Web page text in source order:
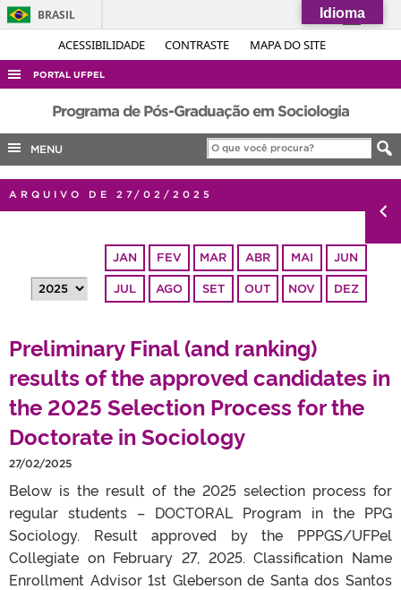
ACESSIBILIDADE CONTRASTE MAPA DO SITE
BRASIL
Simplifique!
Acesso à informação
Legislação
Canais
PORTAL UFPEL
ACESSO À INFORMAÇÃO
AUDITORIA
COBALTO
CONCURSOS
OUVIDORIA
TELEFONES
Programa de Pós-Graduação em Sociologia
MENU
ARQUIVO DE 27/02/2025
JAN FEV MAR ABR MAI JUN
JUL AGO SET OUT NOV DEZ
Preliminary Final (and ranking)
results of the approved candidates in
the 2025 Selection Process for the
Doctorate in Sociology
27/02/2025
Below is the result of the 2025 selection process for
regular students – DOCTORAL Program in the PPG
Sociology. Result approved by the PPPGS/UFPel
Collegiate on February 27, 2025. Classification Name
Enrollment Advisor 1st Gleberson de Santa dos Santos
Idioma